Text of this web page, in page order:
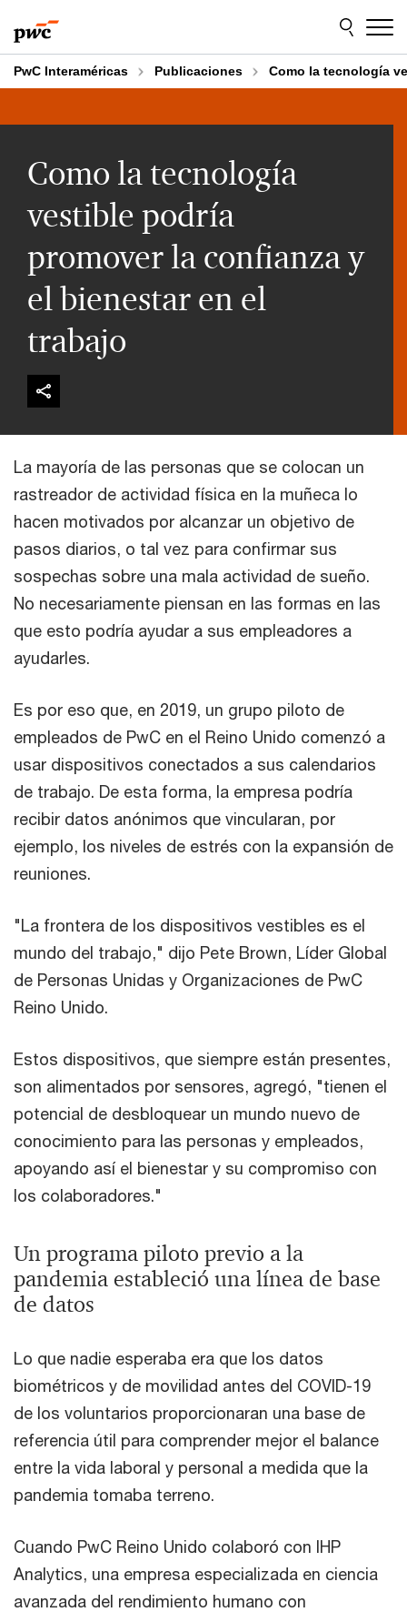
to
content
to
footer
PwC Interaméricas Publicaciones Como la tecnología
Como la tecnología
vestible podría
promover la confianza y
el bienestar en el
trabajo
La mayoría de las personas que se colocan un
rastreador de actividad física en la muñeca lo
hacen motivados por alcanzar un objetivo de
pasos diarios, o tal vez para confirmar sus
sospechas sobre una mala actividad de sueño.
No necesariamente piensan en las formas en las
que esto podría ayudar a sus empleadores a
ayudarles.
Es por eso que, en 2019, un grupo piloto de
empleados de PwC en el Reino Unido comenzó a
usar dispositivos conectados a sus calendarios
de trabajo. De esta forma, la empresa podría
recibir datos anónimos que vincularan, por
ejemplo, los niveles de estrés con la expansión de
reuniones.
"La frontera de los dispositivos vestibles es el
mundo del trabajo," dijo Pete Brown, Líder Global
de Personas Unidas y Organizaciones de PwC
Reino Unido.
Estos dispositivos, que siempre están presentes,
son alimentados por sensores, agregó, "tienen el
potencial de desbloquear un mundo nuevo de
conocimiento para las personas y empleados,
apoyando así el bienestar y su compromiso con
los colaboradores."
Un programa piloto previo a la
pandemia estableció una línea de base
de datos
Lo que nadie esperaba era que los datos
biométricos y de movilidad antes del COVID-19
de los voluntarios proporcionaran una base de
referencia útil para comprender mejor el balance
entre la vida laboral y personal a medida que la
pandemia tomaba terreno.
Cuando PwC Reino Unido colaboró ​​con IHP
Analytics, una empresa especializada en ciencia
avanzada del rendimiento humano con